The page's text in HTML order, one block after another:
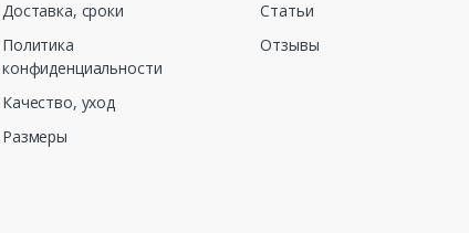
Доставка, сроки
Политика
конфиденциальности
Качество, уход
Размеры
Статьи
Отзывы